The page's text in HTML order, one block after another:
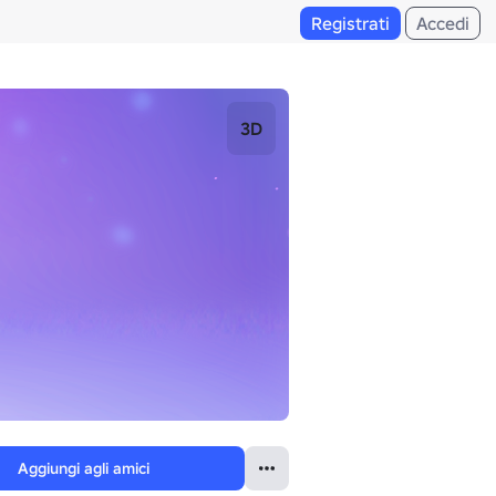
Registrati Accedi
3D
Aggiungi agli amici